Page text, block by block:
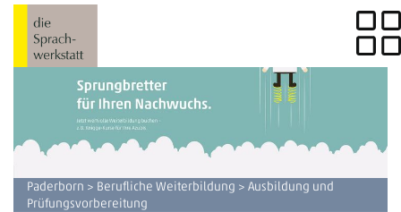
Paderborn > Berufliche Weiterbildung > Ausbildung und
Prüfungsvorbereitung